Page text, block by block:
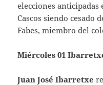
elecciones
Cascos siendo cesado
Fabes, miembro del
Miércoles 01
Juan José Ibarretxe